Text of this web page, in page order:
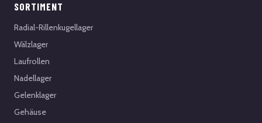
SORTIMENT
Radial-Rillenkugellager
Wälzlager
Laufrollen
Nadellager
Gelenklager
Gehäuse